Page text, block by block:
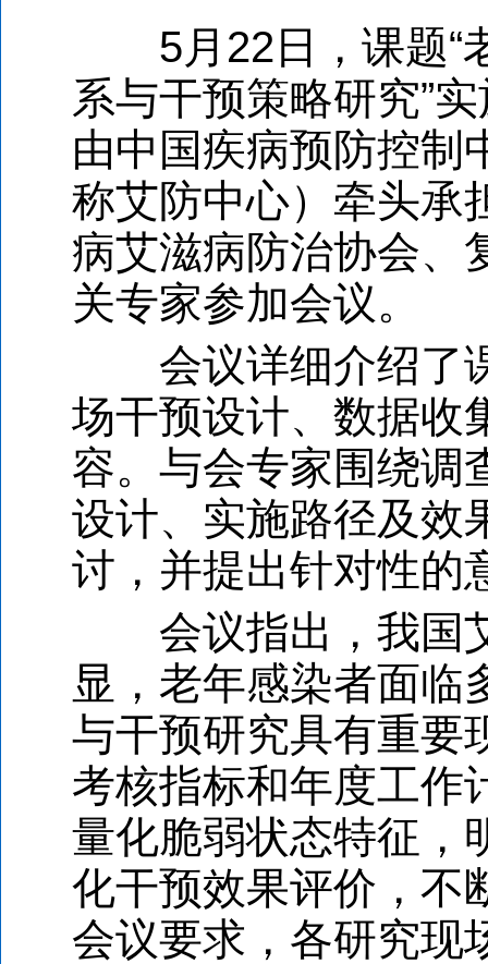
5月22日，课题“
系与干预策略研究”
由中国疾病预防控制
称艾防中心）牵头承
病艾滋病防治协会、
关专家参加会议。
会议详细介绍了课
场干预设计、数据收
容。与会专家围绕调
设计、实施路径及效
讨，并提出针对性的
会议指出，我国艾
显，老年感染者面临
与干预研究具有重要
考核指标和年度工作
量化脆弱状态特征，
化干预效果评价，不
会议要求，各研究现